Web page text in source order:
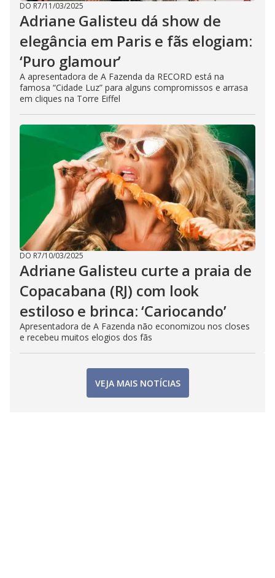
DO R7/11/03/2025
Adriane Galisteu dá show de
elegância em Paris e fãs elogiam:
‘Puro glamour’
A apresentadora de A Fazenda da RECORD está na
famosa “Cidade Luz” para alguns compromissos e arrasa
em cliques na Torre Eiffel
DO R7/10/03/2025
Adriane Galisteu curte a praia de
Copacabana (RJ) com look
estiloso e brinca: ‘Cariocando’
Apresentadora de A Fazenda não economizou nos closes
e recebeu muitos elogios dos fãs
VEJA MAIS NOTÍCIAS